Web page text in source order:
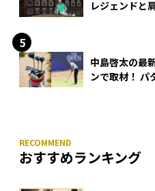
レジェンドと
中島啓太の最
ンで取材！ パ
おすすめランキング